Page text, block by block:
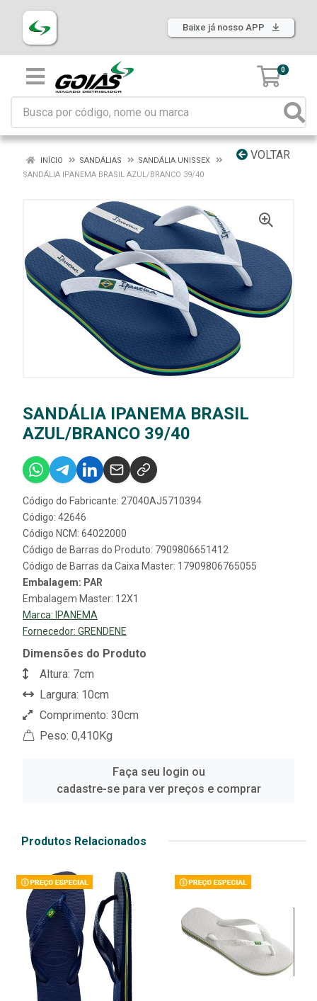
Baixe já nosso APP
0
VOLTAR
INÍCIO SANDÁLIAS
SANDÁLIA UNISSEX
SANDÁLIA IPANEMA BRASIL AZUL/BRANCO 39/40
SANDÁLIA IPANEMA BRASIL
AZUL/BRANCO 39/40
Código do Fabricante: 27040AJ5710394
Código: 42646
Código NCM: 64022000
Código de Barras do Produto: 7909806651412
Código de Barras da Caixa Master: 17909806765055
Embalagem: PAR
Embalagem Master: 12X1
Marca: IPANEMA
Fornecedor: GRENDENE
Dimensões do Produto
Altura: 7cm
Largura: 10cm
Comprimento: 30cm
Peso: 0,410Kg
Faça seu login ou
cadastre-se para ver preços e comprar
Produtos Relacionados